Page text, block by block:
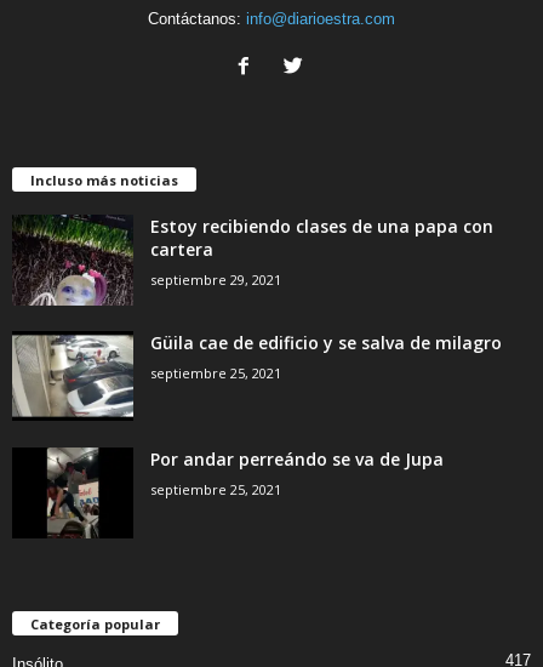
Contáctanos: info@diarioestra.com
Incluso más noticias
Estoy recibiendo clases de una papa con
cartera
septiembre 29, 2021
Güila cae de edificio y se salva de milagro
septiembre 25, 2021
Por andar perreándo se va de Jupa
septiembre 25, 2021
Categoría popular
417